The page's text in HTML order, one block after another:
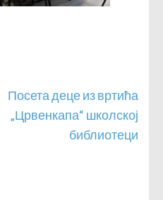
Посета деце из вртића
„Црвенкапа“ школској
библиотеци